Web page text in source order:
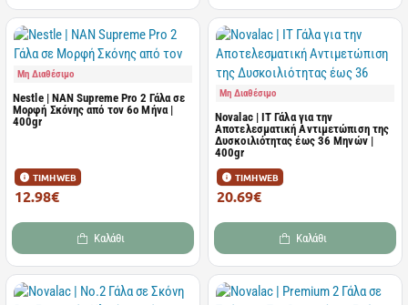
Μη Διαθέσιμο
Nestle | NAN Supreme Pro 2 Γάλα σε
Μορφή Σκόνης από τον 6ο Μήνα |
400gr
ΤΙΜΗ WEB
12.98€
Καλάθι
Μη Διαθέσιμο
Novalac | IT Γάλα για την
Αποτελεσματική Αντιμετώπιση της
Δυσκοιλιότητας έως 36 Μηνών |
400gr
ΤΙΜΗ WEB
20.69€
Καλάθι